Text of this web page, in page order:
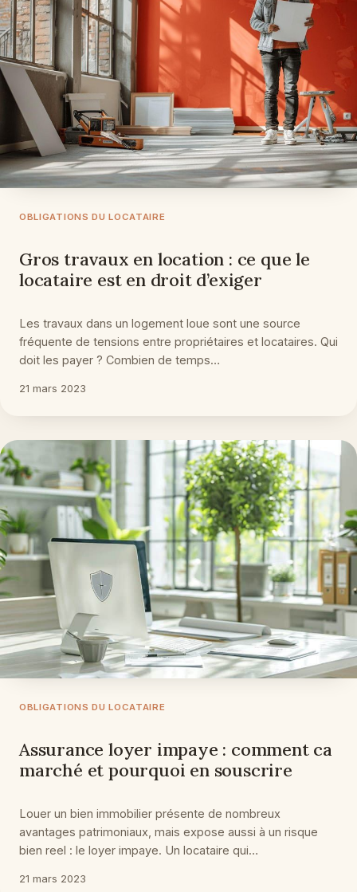
OBLIGATIONS DU LOCATAIRE
Gros travaux en location : ce que le
locataire est en droit d’exiger
Les travaux dans un logement loue sont une source
fréquente de tensions entre propriétaires et locataires. Qui
doit les payer ? Combien de temps…
21 mars 2023
OBLIGATIONS DU LOCATAIRE
Assurance loyer impaye : comment ca
marché et pourquoi en souscrire
Louer un bien immobilier présente de nombreux
avantages patrimoniaux, mais expose aussi à un risque
bien reel : le loyer impaye. Un locataire qui…
21 mars 2023